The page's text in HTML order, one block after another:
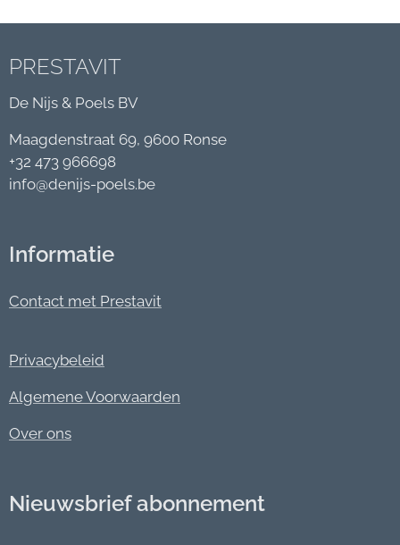
PRESTAVIT
De Nijs & Poels BV
Maagdenstraat 69, 9600 Ronse
+32 473 966698
info@denijs-poels.be
Informatie
Contact met Prestavit
Privacybeleid
Algemene Voorwaarden
Over ons
Nieuwsbrief abonnement